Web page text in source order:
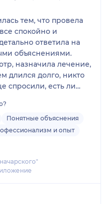
тем, что провела
спокойно и
ответила на
объяснениями.
назначила лечение,
длился долго, никто
спросили, есть ли
Понятные объяснения
и опыт